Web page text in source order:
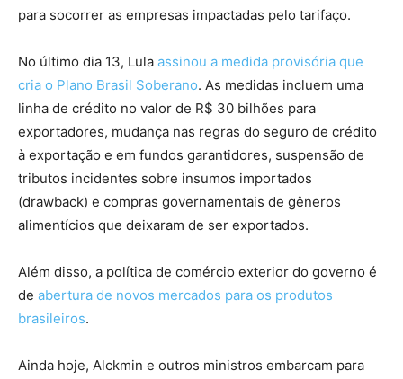
para socorrer as empresas impactadas pelo tarifaço.
No último dia 13, Lula assinou a medida provisória que
cria o Plano Brasil Soberano. As medidas incluem uma
linha de crédito no valor de R$ 30 bilhões para
exportadores, mudança nas regras do seguro de crédito
à exportação e em fundos garantidores, suspensão de
tributos incidentes sobre insumos importados
(drawback) e compras governamentais de gêneros
alimentícios que deixaram de ser exportados.
Além disso, a política de comércio exterior do governo é
de abertura de novos mercados para os produtos
brasileiros.
Ainda hoje, Alckmin e outros ministros embarcam para